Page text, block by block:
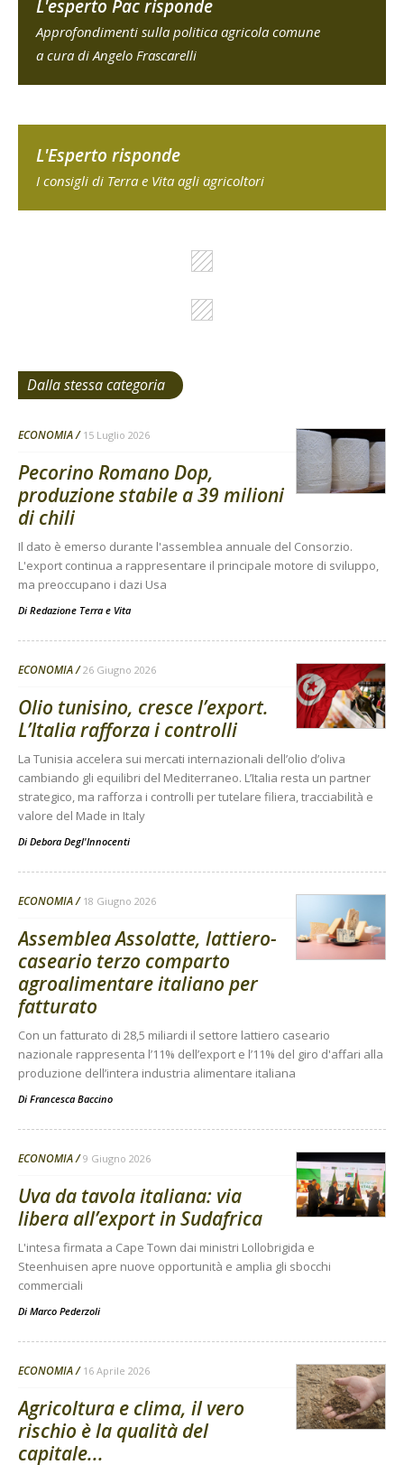
L'esperto Pac risponde
Approfondimenti sulla politica agricola comune
a cura di Angelo Frascarelli
L'Esperto risponde
I consigli di Terra e Vita agli agricoltori
Dalla stessa categoria
ECONOMIA 15 Luglio 2026
Pecorino Romano Dop,
produzione stabile a 39 milioni
di chili
Il dato è emerso durante l'assemblea annuale del Consorzio.
L'export continua a rappresentare il principale motore di sviluppo,
ma preoccupano i dazi Usa
Di Redazione Terra e Vita
ECONOMIA 26 Giugno 2026
Olio tunisino, cresce l’export.
L’Italia rafforza i controlli
La Tunisia accelera sui mercati internazionali dell’olio d’oliva
cambiando gli equilibri del Mediterraneo. L’Italia resta un partner
strategico, ma rafforza i controlli per tutelare filiera, tracciabilità e
valore del Made in Italy
Di Debora Degl'Innocenti
ECONOMIA 18 Giugno 2026
Assemblea Assolatte, lattiero-
caseario terzo comparto
agroalimentare italiano per
fatturato
Con un fatturato di 28,5 miliardi il settore lattiero caseario
nazionale rappresenta l’11% dell’export e l’11% del giro d'affari alla
produzione dell’intera industria alimentare italiana
Di Francesca Baccino
ECONOMIA 9 Giugno 2026
Uva da tavola italiana: via
libera all’export in Sudafrica
L'intesa firmata a Cape Town dai ministri Lollobrigida e
Steenhuisen apre nuove opportunità e amplia gli sbocchi
commerciali
Di Marco Pederzoli
ECONOMIA 16 Aprile 2026
Agricoltura e clima, il vero
rischio è la qualità del
capitale...